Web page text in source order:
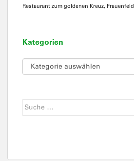
Restaurant zum goldenen Kreuz, Frauenfeld
Kategorien
Kategorien
Suche